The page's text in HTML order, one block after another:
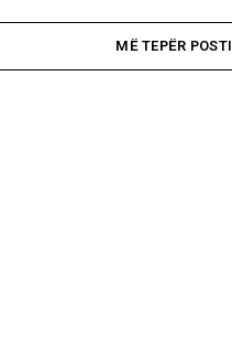
MË TEPËR